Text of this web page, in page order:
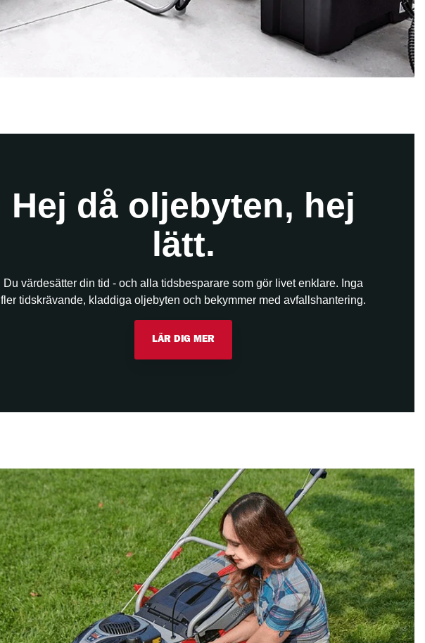
Hej då oljebyten, hej
lätt.
Du värdesätter din tid - och alla tidsbesparare som gör livet enklare. Inga
fler tidskrävande, kladdiga oljebyten och bekymmer med avfallshantering.
LÄR DIG MER